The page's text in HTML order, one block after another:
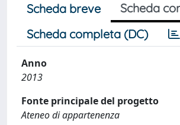
Scheda breve
Scheda
Scheda completa (DC)
Anno
2013
Fonte principale del progetto
Ateneo di appartenenza